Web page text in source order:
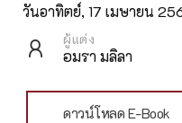
วันอาทิตย์, 17 เมษายน
ผู้แต่ง
อมรา มลิลา
ดาวน์โหลด E-Book